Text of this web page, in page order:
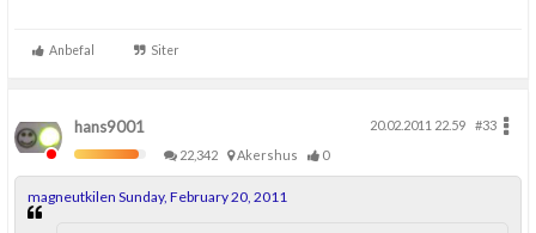
Anbefal Siter
hans9001 20.02.2011 22.59
#33
22,342
Akershus 0
magneutkilen Sunday, February 20, 2011